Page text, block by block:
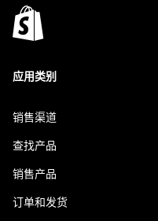
应用类别
销售渠道
查找产品
销售产品
订单和发货